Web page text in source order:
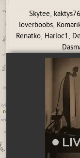
Skytee, kaktys76
loverboobs,
Renatko, Harloc1,